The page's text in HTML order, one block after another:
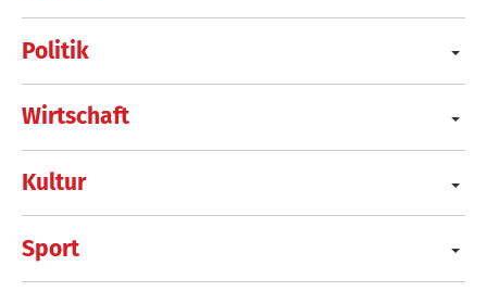
Politik
Wirtschaft
Kultur
Sport